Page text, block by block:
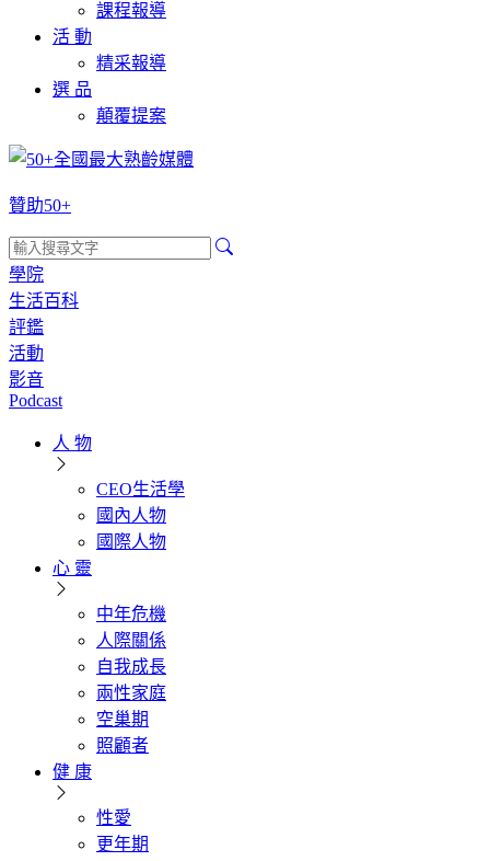
課程報導
活 動
精采報導
選 品
顛覆提案
贊助50+
學院
生活百科
評鑑
活動
影音
Podcast
人 物
CEO生活學
國內人物
國際人物
心 靈
中年危機
人際關係
自我成長
兩性家庭
空巢期
照顧者
健 康
性愛
更年期